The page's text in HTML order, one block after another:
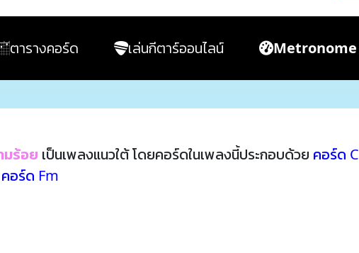
ตารางคอร์ด เล่นกีตาร์ออนไลน์ Metronome
มร้อย เป็นเพลงแนวใต้ โดยคอร์ดในเพลงนี้ประกอบด้วย คอร์ด C
คอร์ด Fm